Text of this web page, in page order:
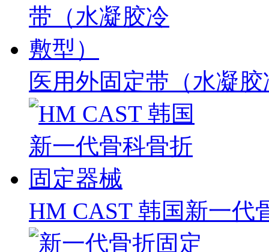
医用外固定带（水凝
HM CAST 韩国新一代